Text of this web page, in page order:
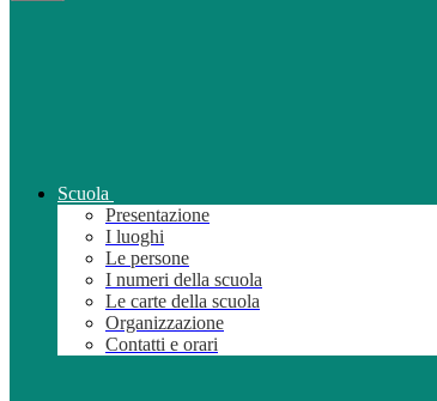
Scuola
Presentazione
I luoghi
Le persone
I numeri della scuola
Le carte della scuola
Organizzazione
Contatti e orari